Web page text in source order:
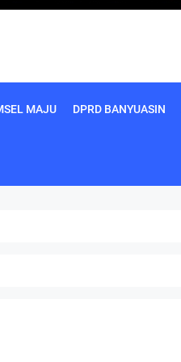
MAJU DPRD BANYUASIN